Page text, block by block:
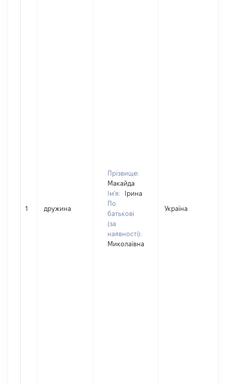
1 дружина
Прізвище:
Макайда
Ім'я:
Ірина
По
батькові
(за
наявності):
Миколаївна
Україна